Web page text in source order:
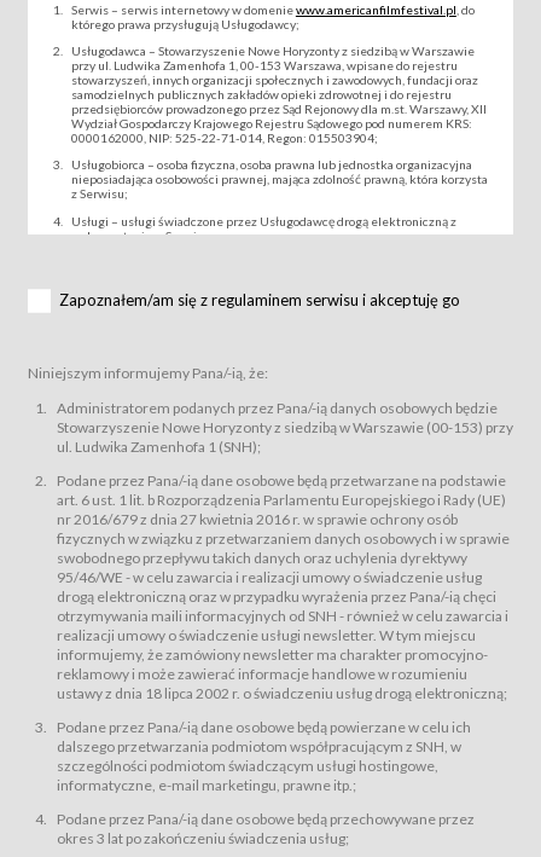
Serwis – serwis internetowy w domeniewww.americanfilmfestival.pl , do
którego prawa przysługują Usługodawcy;
Usługodawca – Stowarzyszenie Nowe Horyzonty z siedzibą w Warszawie
przy ul. Ludwika Zamenhofa 1, 00-153 Warszawa, wpisane do rejestru
stowarzyszeń, innych organizacji społecznych i zawodowych, fundacji oraz
samodzielnych publicznych zakładów opieki zdrowotnej i do rejestru
przedsiębiorców prowadzonego przez Sąd Rejonowy dla m.st. Warszawy, XII
Wydział Gospodarczy Krajowego Rejestru Sądowego pod numerem KRS:
0000162000, NIP: 525-22-71-014, Regon: 015503904;
Usługobiorca – osoba fizyczna, osoba prawna lub jednostka organizacyjna
nieposiadająca osobowości prawnej, mająca zdolność prawną, która korzysta
z Serwisu;
Usługi – usługi świadczone przez Usługodawcę drogą elektroniczną z
wykorzystaniem Serwisu;
za pośrednictwem Serwisu;
podmiotom z branży mediów i filmowej (Akredytacje);
Bilety – wybrane dokumenty potwierdzające zawarcie umowy z
Usługodawcą i uprawniające do wzięcia udziału w Wydarzeniu,
przewidziane przez Usługodawcę dla danego Wydarzenia, tj. uprawniające
do uczestnictwa w wielu albo w pojedynczych seansach filmowych,
Sklep – sklep internetowy prowadzony przez Usługodawcę w Serwisie;
Regulamin – niniejszy regulamin.
§ 2
Postanowienia ogólne
Regulamin określa zasady:
świadczenia Usługobiorcom Usług przez Usługodawcę, z
zastrzeżeniem usług, o których mowa w ust. 2 pkt. 4 i 5 poniżej, których
zasady świadczenia precyzują odrębne regulaminy,
przetwarzania przez Usługodawcę danych osobowych Usługobiorców
będących osobami fizycznymi.
świadczy Usługi drogą elektroniczną w rozumieniu ustawy z dnia 18 lipca
2002 r. o świadczeniu usług drogą elektroniczną (Dz.U. z 2002 r., Nr 144, poz.
1204, z późń. zm.). Usługi świadczone są nieodpłatnie.
usługę przeglądania i odczytywania przez Usługobiorców materiałów
zamieszczanych w Serwisie,
usługę utrzymywania konta użytkownika w Serwisie,
usługę newsletter,
Zapoznałem/am się z regulaminem serwisu i akceptuję go
Niniejszym informujemy Pana/-ią, że:
Administratorem podanych przez Pana/-ią danych osobowych będzie
Stowarzyszenie Nowe Horyzonty z siedzibą w Warszawie (00-153) przy
ul. Ludwika Zamenhofa 1 (SNH);
Podane przez Pana/-ią dane osobowe będą przetwarzane na podstawie
art. 6 ust. 1 lit. b Rozporządzenia Parlamentu Europejskiego i Rady (UE)
nr 2016/679 z dnia 27 kwietnia 2016 r. w sprawie ochrony osób
fizycznych w związku z przetwarzaniem danych osobowych i w sprawie
swobodnego przepływu takich danych oraz uchylenia dyrektywy
95/46/WE - w celu zawarcia i realizacji umowy o świadczenie usług
drogą elektroniczną oraz w przypadku wyrażenia przez Pana/-ią chęci
otrzymywania maili informacyjnych od SNH - również w celu zawarcia i
realizacji umowy o świadczenie usługi newsletter. W tym miejscu
informujemy, że zamówiony newsletter ma charakter promocyjno-
reklamowy i może zawierać informacje handlowe w rozumieniu
ustawy z dnia 18 lipca 2002 r. o świadczeniu usług drogą elektroniczną;
Podane przez Pana/-ią dane osobowe będą powierzane w celu ich
dalszego przetwarzania podmiotom współpracującym z SNH, w
szczególności podmiotom świadczącym usługi hostingowe,
informatyczne, e-mail marketingu, prawne itp.;
Podane przez Pana/-ią dane osobowe będą przechowywane przez
okres 3 lat po zakończeniu świadczenia usług;